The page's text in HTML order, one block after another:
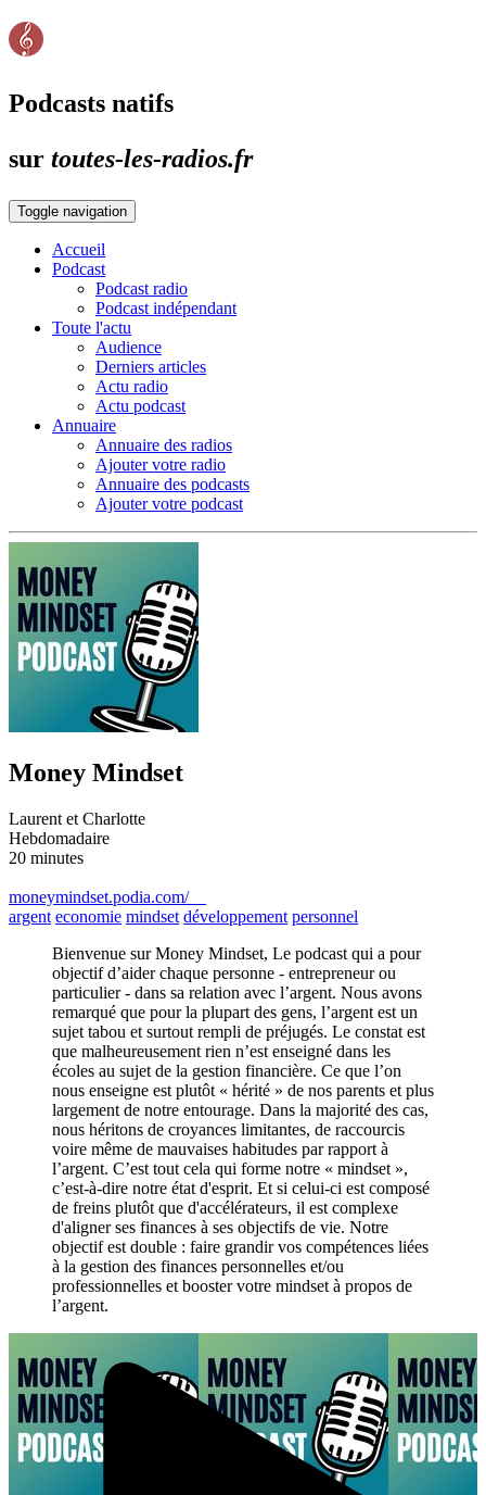
Podcasts natifs
sur toutes-les-radios.fr
Toggle navigation
Accueil
Podcast
Podcast radio
Podcast indépendant
Toute l'actu
Audience
Derniers articles
Actu radio
Actu podcast
Annuaire
Annuaire des radios
Ajouter votre radio
Annuaire des podcasts
Ajouter votre podcast
Money Mindset
Laurent et Charlotte
Hebdomadaire
20 minutes
moneymindset.podia.com/
argent economie mindset développement personnel
Bienvenue sur Money Mindset, Le podcast qui a pour
objectif d’aider chaque personne - entrepreneur ou
particulier - dans sa relation avec l’argent. Nous avons
remarqué que pour la plupart des gens, l’argent est un
sujet tabou et surtout rempli de préjugés. Le constat est
que malheureusement rien n’est enseigné dans les
écoles au sujet de la gestion financière. Ce que l’on
nous enseigne est plutôt « hérité » de nos parents et plus
largement de notre entourage. Dans la majorité des cas,
nous héritons de croyances limitantes, de raccourcis
voire même de mauvaises habitudes par rapport à
l’argent. C’est tout cela qui forme notre « mindset »,
c’est-à-dire notre état d'esprit. Et si celui-ci est composé
de freins plutôt que d'accélérateurs, il est complexe
d'aligner ses finances à ses objectifs de vie. Notre
objectif est double : faire grandir vos compétences liées
à la gestion des finances personnelles et/ou
professionnelles et booster votre mindset à propos de
l’argent.